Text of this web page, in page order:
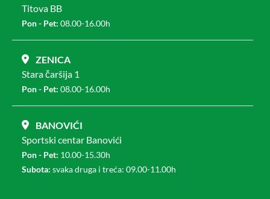
Titova BB
Pon - Pet: 08.00-16.00h
ZENICA
Stara čaršija 1
Pon - Pet: 08.00-16.00h
BANOVIĆI
Sportski centar Banovići
Pon - Pet: 10.00-15.30h
Subota: svaka druga i treća: 09.00-11.00h